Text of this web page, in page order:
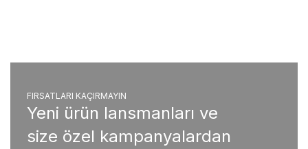
FIRSATLARI KAÇIRMAYIN
Yeni ürün lansmanları ve
size özel kampanyalardan